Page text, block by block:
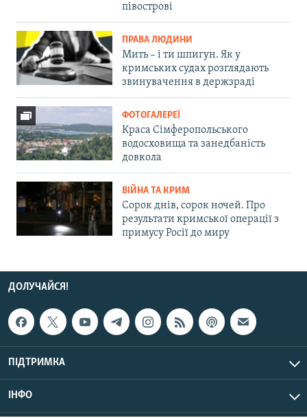
півострові
ПРАВА ЛЮДИНИ
Мить – і ти шпигун. Як у
кримських судах розглядають
звинувачення в держзраді
ФОТОГАЛЕРЕЇ
Краса Сімферопольського
водосховища та занедбаність
довкола
ВІЙНА ТА КРИМ
Сорок днів, сорок ночей. Про
результати кримської операції з
примусу Росії до миру
ДОЛУЧАЙСЯ!
ПІДТРИМКА
ІНФО